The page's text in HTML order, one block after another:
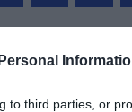
to third parties, or
LinkedInEmail